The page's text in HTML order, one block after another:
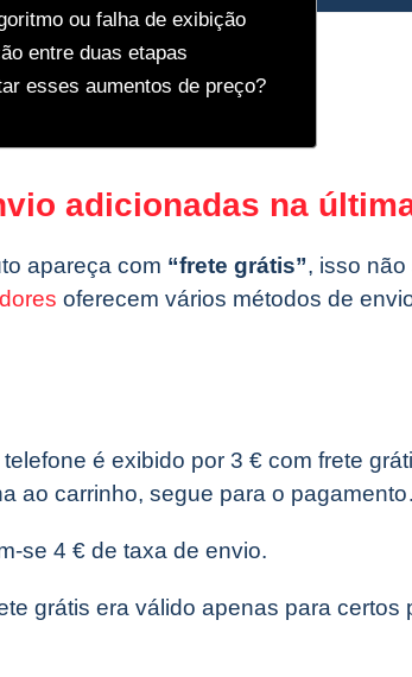
ou falha de exibição
entre duas etapas
esses aumentos de preço?
adicionadas na
apareça com “frete grátis”, isso
oferecem vários métodos de
é exibido por 3 € com frete
ao carrinho, segue para o
se 4 € de taxa de envio.
grátis era válido apenas para certos